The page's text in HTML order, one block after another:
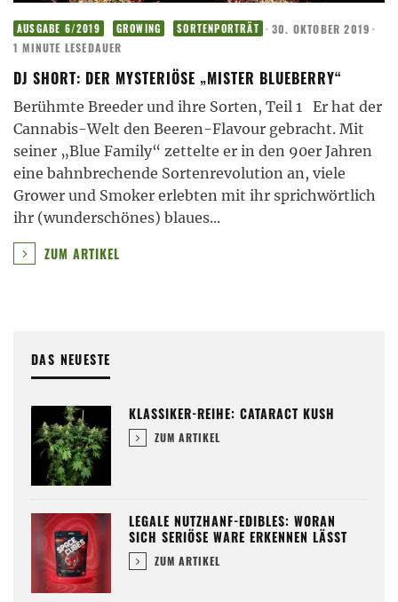
AUSGABE 6/2019 GROWING SORTENPORTRÄT · 30. OKTOBER 2019 ·
1 MINUTE LESEDAUER
DJ SHORT: DER MYSTERIÖSE „MISTER BLUEBERRY“
Berühmte Breeder und ihre Sorten, Teil 1 Er hat der
Cannabis-Welt den Beeren-Flavour gebracht. Mit
seiner „Blue Family“ zettelte er in den 90er Jahren
eine bahnbrechende Sortenrevolution an, viele
Grower und Smoker erlebten mit ihr sprichwörtlich
ihr (wunderschönes) blaues...
ZUM ARTIKEL
DAS NEUESTE
KLASSIKER-REIHE: CATARACT KUSH
ZUM ARTIKEL
LEGALE NUTZHANF-EDIBLES: WORAN
SICH SERIÖSE WARE ERKENNEN LÄSST
ZUM ARTIKEL